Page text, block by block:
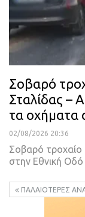
Σοβαρό
Σταλίδας –
τα οχήματα
02/08/2026 20:36
Σοβαρό τροχαίο
στην Εθνική Οδό
ΠΑΛΑΙΌΤΕΡΕΣ